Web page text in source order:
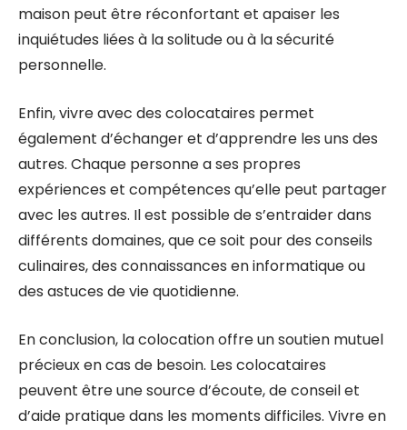
maison peut être réconfortant et apaiser les
inquiétudes liées à la solitude ou à la sécurité
personnelle.
Enfin, vivre avec des colocataires permet
également d’échanger et d’apprendre les uns des
autres. Chaque personne a ses propres
expériences et compétences qu’elle peut partager
avec les autres. Il est possible de s’entraider dans
différents domaines, que ce soit pour des conseils
culinaires, des connaissances en informatique ou
des astuces de vie quotidienne.
En conclusion, la colocation offre un soutien mutuel
précieux en cas de besoin. Les colocataires
peuvent être une source d’écoute, de conseil et
d’aide pratique dans les moments difficiles. Vivre en